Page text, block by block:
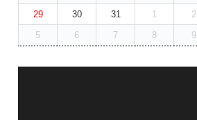
29
30 31 1 2
5
6 7 8 9